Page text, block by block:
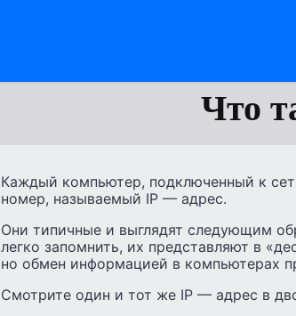
Что
Каждый компьютер, подключенный к
номер, называемый IP — адрес.
Они типичные и выглядят следующим
легко запомнить, их представляют в
но обмен информацией в компьютерах
Смотрите один и тот же IP — адрес в